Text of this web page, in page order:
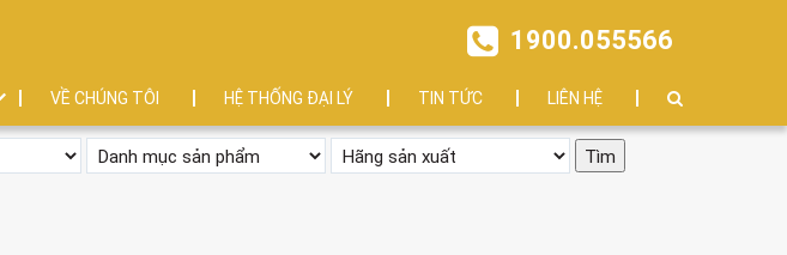
VỀ CHÚNG TÔI HỆ THỐNG ĐẠI LÝ TIN TỨC LIÊN HỆ
1900.055566